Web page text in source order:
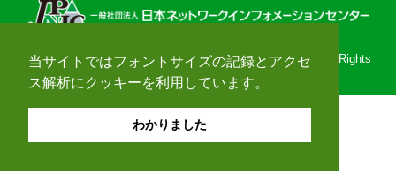
当サイトではフォントサイズの記録とアクセ
ス解析にクッキーを利用しています。
わかりました
Copyright© 1996-2026 Japan Network Information Center. All Rights
Reserved.